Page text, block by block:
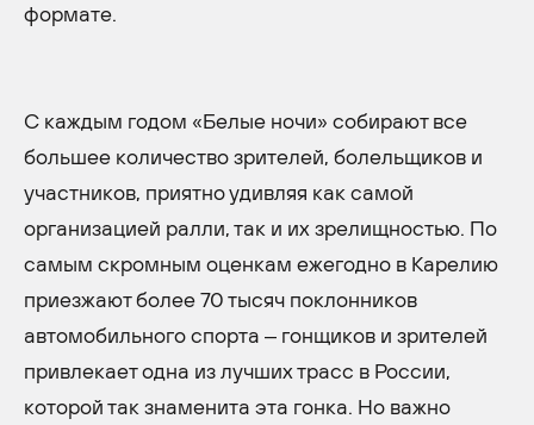
формате.
С каждым годом «Белые ночи» собирают все
большее количество зрителей, болельщиков и
участников, приятно удивляя как самой
организацией ралли, так и их зрелищностью. По
самым скромным оценкам ежегодно в Карелию
приезжают более 70 тысяч поклонников
автомобильного спорта – гонщиков и зрителей
привлекает одна из лучших трасс в России,
которой так знаменита эта гонка. Но важно